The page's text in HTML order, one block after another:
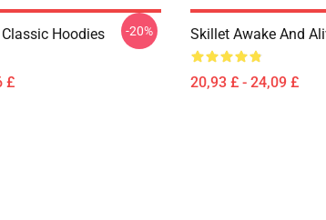
Hoodies
£
-20% Skillet Awake And
20,93 £ - 24,09 £